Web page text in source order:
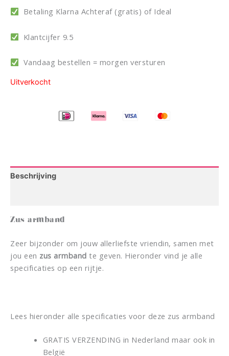
Betaling Klarna Achteraf (gratis) of Ideal
Klantcijfer 9.5
Vandaag bestellen = morgen versturen
Uitverkocht
Beschrijving
Zus armband
Zeer bijzonder om jouw allerliefste vriendin, samen met
jou een zus armband te geven. Hieronder vind je alle
specificaties op een rijtje.
Lees hieronder alle specificaties voor deze zus armband
GRATIS VERZENDING in Nederland maar ook in
België